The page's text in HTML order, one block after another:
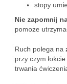
stopy
Nie zapomnij
pomoże
Ruch polega na
przy czym
trwania